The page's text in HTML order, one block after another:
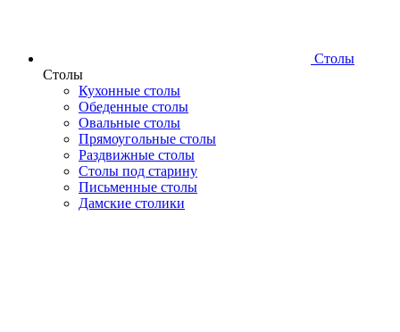
Столы
Столы
Кухонные столы
Обеденные столы
Овальные столы
Прямоугольные столы
Раздвижные столы
Столы под старину
Письменные столы
Дамские столики